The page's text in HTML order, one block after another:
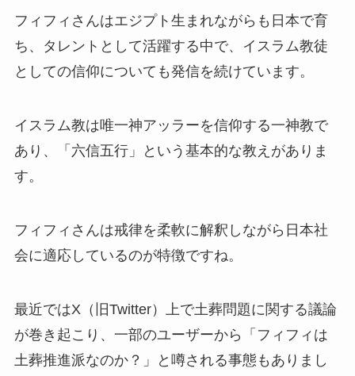
フィフィさんはエジプト生まれながらも日本で育
ち、タレントとして活躍する中で、イスラム教徒
としての信仰についても発信を続けています。
イスラム教は唯一神アッラーを信仰する一神教で
あり、「六信五行」という基本的な教えがありま
す。
フィフィさんは戒律を柔軟に解釈しながら日本社
会に適応しているのが特徴ですね。
最近ではX（旧Twitter）上で土葬問題に関する議論
が巻き起こり、一部のユーザーから「フィフィは
土葬推進派なのか？」と噂される事態もありまし